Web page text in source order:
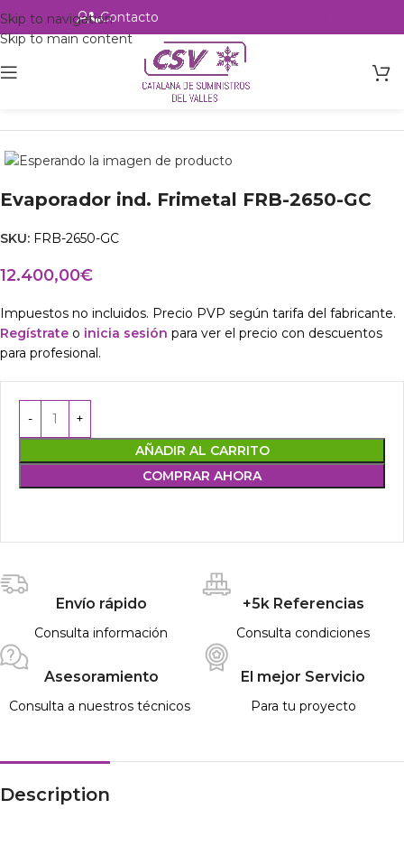
Skip to navigation
Skip to main content
Contacto
Intercambio
Evaporador ind. Frimetal FRB-2650-GC
SKU: FRB-2650-GC
12.400,00€
Impuestos no incluidos. Precio PVP según tarifa del fabricante.
Regístrate o inicia sesión para ver el precio con descuentos
para profesional.
AÑADIR AL CARRITO
COMPRAR AHORA
Envío rápido
Consulta información
+5k Referencias
Consulta condiciones
Asesoramiento
Consulta a nuestros técnicos
El mejor Servicio
Para tu proyecto
Description